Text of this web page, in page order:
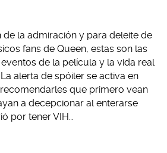
de la admiración y para deleite de
fans de Queen, estas son las
de la película y la vida real
alerta de spóiler se activa en
que primero vean
a decepcionar al enterarse
por tener VIH…